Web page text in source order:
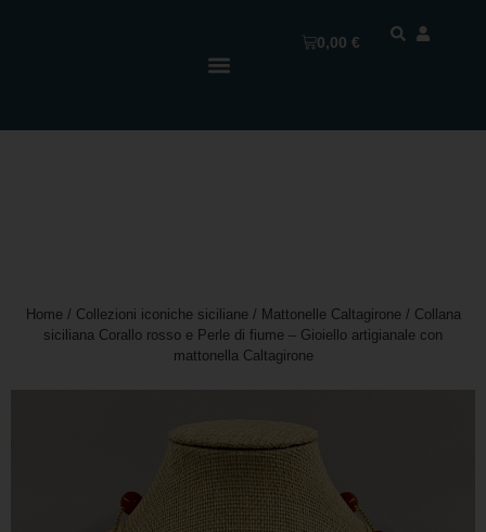
0,00€
Home / Collezioni iconiche siciliane / Mattonelle Caltagirone / Collana
siciliana Corallo rosso e Perle di fiume – Gioiello artigianale con
mattonella Caltagirone